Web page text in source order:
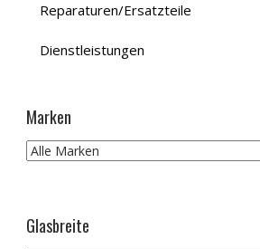
Reparaturen/Ersatzteile
Dienstleistungen
Marken
Glasbreite